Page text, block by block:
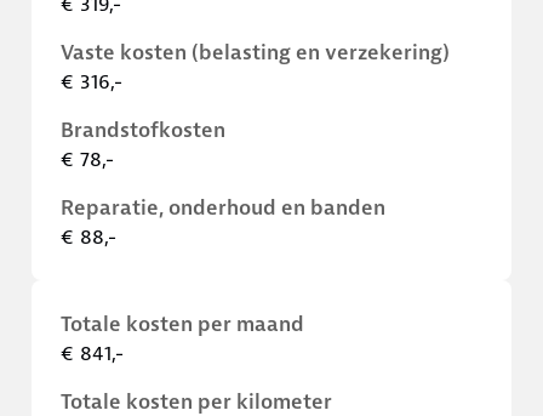
Vaste kosten (belasting en verzekering)
€ 316,-
Brandstofkosten
€ 78,-
Reparatie, onderhoud en banden
€ 88,-
Totale kosten per maand
€ 841,-
Totale kosten per kilometer